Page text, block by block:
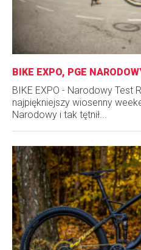
BIKE EXPO, PGE
BIKE EXPO - Narodowy Test
najpiękniejszy wiosenny
Narodowy i tak tętnił...